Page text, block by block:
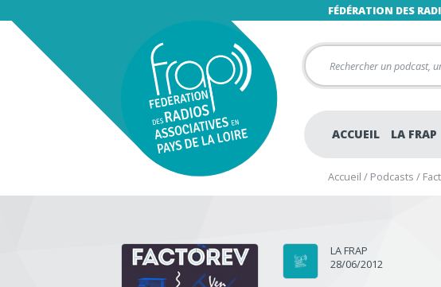
FÉDÉRATION DES
ACCUEIL LA FRAP
Accueil / Podcasts /
LA FRAP
28/06/2012